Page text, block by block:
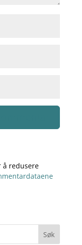
å redusere